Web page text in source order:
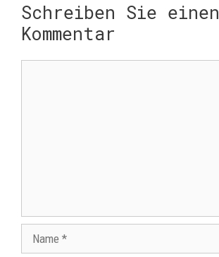
Schreiben Sie einen
Kommentar